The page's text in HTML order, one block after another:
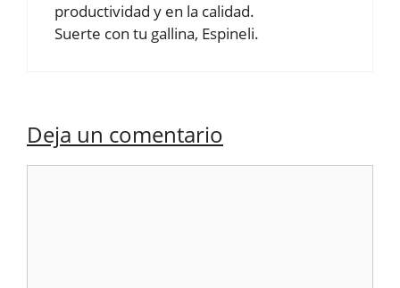
productividad y en la calidad.
Suerte con tu gallina, Espineli.
Deja un comentario